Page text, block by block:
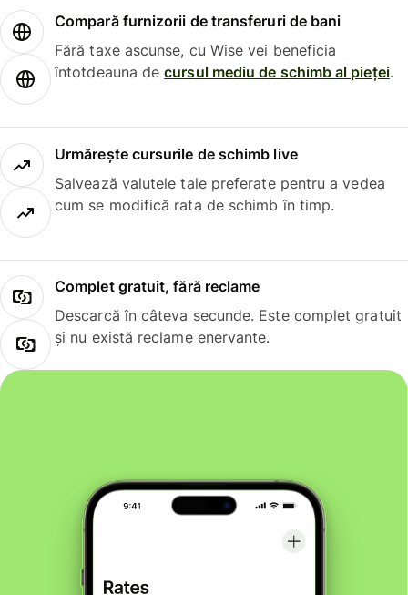
Compară furnizorii de transferuri de bani
Fără taxe ascunse, cu Wise vei beneficia
întotdeauna decursul mediu de schimb al pieței.
Urmărește cursurile de schimb live
Salvează valutele tale preferate pentru a vedea
cum se modifică rata de schimb în timp.
Complet gratuit, fără reclame
Descarcă în câteva secunde. Este complet gratuit
și nu există reclame enervante.